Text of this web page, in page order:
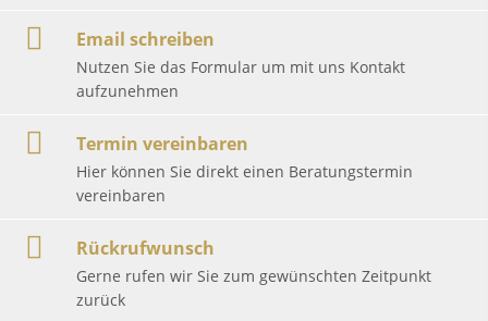
Email schreiben
Nutzen Sie das Formular um mit uns Kontakt
aufzunehmen
Termin vereinbaren
Hier können Sie direkt einen Beratungstermin
vereinbaren
Rückrufwunsch
Gerne rufen wir Sie zum gewünschten Zeitpunkt
zurück